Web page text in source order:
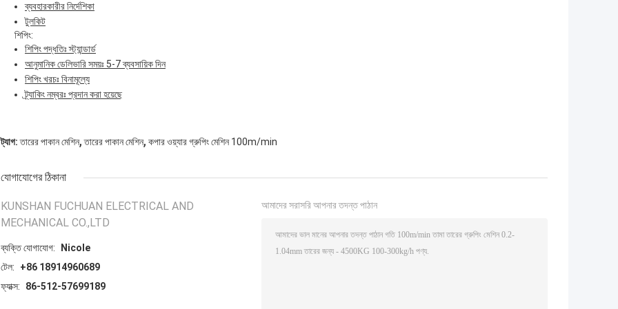
ব্যবহারকারীর নির্দেশিকা
টুলকিট
শিপিং:
শিপিং পদ্ধতিঃ স্ট্যান্ডার্ড
আনুমানিক ডেলিভারি সময়ঃ 5-7 ব্যবসায়িক দিন
শিপিং খরচঃ বিনামূল্যে
ট্র্যাকিং নম্বরঃ প্রদান করা হয়েছে
ট্যাগ: তারের পাকান মেশিন, তারের পাকান মেশিন, কপার ওয়্যার গ্রুপিং মেশিন 100m/min
যোগাযোগের ঠিকানা
KUNSHAN FUCHUAN ELECTRICAL AND
MECHANICAL CO.,LTD
ব্যক্তি যোগাযোগ:
Nicole
টেল:
+86 18914960689
ফ্যাক্স:
86-512-57699189
আমাদের সরাসরি আপনার তদন্ত পাঠান